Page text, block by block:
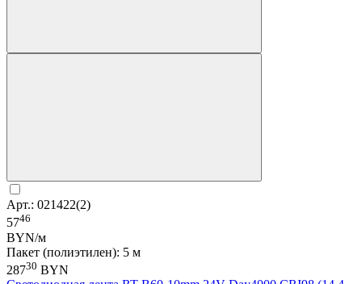
Арт.: 021422(2)
5746
BYN/м
Пакет (полиэтилен): 5 м
28730 BYN